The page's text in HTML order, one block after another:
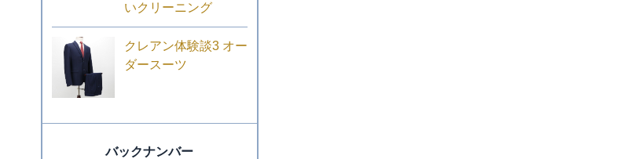
いクリーニング
クレアン体験談3 オー
ダースーツ
バックナンバー